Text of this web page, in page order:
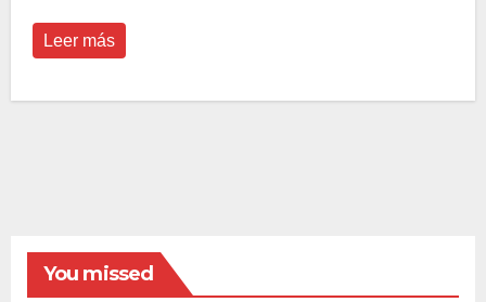
Leer más
You missed